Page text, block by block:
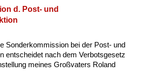
d. Post- und
Sonderkommission bei der Post- und
entscheidet nach dem Verbotsgesetz
meines Großvaters Roland